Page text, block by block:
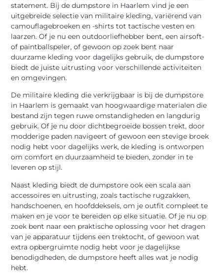
statement. Bij de dumpstore in Haarlem vind je een
uitgebreide selectie van militaire kleding, variërend van
camouflagebroeken en -shirts tot tactische vesten en
laarzen. Of je nu een outdoorliefhebber bent, een airsoft-
of paintballspeler, of gewoon op zoek bent naar
duurzame kleding voor dagelijks gebruik, de dumpstore
biedt de juiste uitrusting voor verschillende activiteiten
en omgevingen.
De militaire kleding die verkrijgbaar is bij de dumpstore
in Haarlem is gemaakt van hoogwaardige materialen die
bestand zijn tegen ruwe omstandigheden en langdurig
gebruik. Of je nu door dichtbegroeide bossen trekt, door
modderige paden navigeert of gewoon een stevige broek
nodig hebt voor dagelijks werk, de kleding is ontworpen
om comfort en duurzaamheid te bieden, zonder in te
leveren op stijl.
Naast kleding biedt de dumpstore ook een scala aan
accessoires en uitrusting, zoals tactische rugzakken,
handschoenen, en hoofddeksels, om je outfit compleet te
maken en je voor te bereiden op elke situatie. Of je nu op
zoek bent naar een praktische oplossing voor het dragen
van je apparatuur tijdens een trektocht, of gewoon wat
extra opbergruimte nodig hebt voor je dagelijkse
benodigdheden, de dumpstore heeft alles wat je nodig
hebt.